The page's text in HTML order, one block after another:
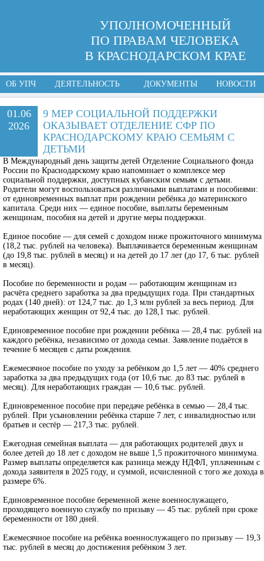
УПОЛНОМОЧЕННЫЙ
ПО ПРАВАМ ЧЕЛОВЕКА
В КРАСНОДАРСКОМ КРАЕ
ОБ УПЧ ДЕЯТЕЛЬНОСТЬ ДОКУМЕНТЫ НОВОСТИ
01.06
2026
9 МЕР СОЦИАЛЬНОЙ ПОДДЕРЖКИ
ОКАЗЫВАЕТ ОТДЕЛЕНИЕ СФР ПО
КРАСНОДАРСКОМУ КРАЮ СЕМЬЯМ С
ДЕТЬМИ
В Международный день защиты детей Отделение Социального фонда
России по Краснодарскому краю напоминает о комплексе мер
социальной поддержки, доступных кубанским семьям с детьми.
Родители могут воспользоваться различными выплатами и пособиями:
от единовременных выплат при рождении ребёнка до материнского
капитала. Среди них — единое пособие, выплаты беременным
женщинам, пособия на детей и другие меры поддержки.
Единое пособие — для семей с доходом ниже прожиточного минимума
(18,2 тыс. рублей на человека). Выплачивается беременным женщинам
(до 19,8 тыс. рублей в месяц) и на детей до 17 лет (до 17, 6 тыс. рублей
в месяц).
Пособие по беременности и родам — работающим женщинам из
расчёта среднего заработка за два предыдущих года. При стандартных
родах (140 дней): от 124,7 тыс. до 1,3 млн рублей за весь период. Для
неработающих женщин от 92,4 тыс. до 128,1 тыс. рублей.
Единовременное пособие при рождении ребёнка — 28,4 тыс. рублей на
каждого ребёнка, независимо от дохода семьи. Заявление подаётся в
течение 6 месяцев с даты рождения.
Ежемесячное пособие по уходу за ребёнком до 1,5 лет — 40% среднего
заработка за два предыдущих года (от 10,6 тыс. до 83 тыс. рублей в
месяц). Для неработающих граждан — 10,6 тыс. рублей.
Единовременное пособие при передаче ребёнка в семью — 28,4 тыс.
рублей. При усыновлении ребёнка старше 7 лет, с инвалидностью или
братьев и сестёр — 217,3 тыс. рублей.
Ежегодная семейная выплата — для работающих родителей двух и
более детей до 18 лет с доходом не выше 1,5 прожиточного минимума.
Размер выплаты определяется как разница между НДФЛ, уплаченным с
дохода заявителя в 2025 году, и суммой, исчисленной с того же дохода в
размере 6%.
Единовременное пособие беременной жене военнослужащего,
проходящего военную службу по призыву — 45 тыс. рублей при сроке
беременности от 180 дней.
Ежемесячное пособие на ребёнка военнослужащего по призыву — 19,3
тыс. рублей в месяц до достижения ребёнком 3 лет.